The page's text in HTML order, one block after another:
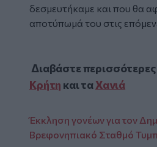
δεσμευτήκαμε και που θα
αποτύπωμά του στις
Διαβάστε περισσότερες
Κρήτη και ταΧανιά
Έκκληση γονέων για τον
Βρεφονηπιακό Σταθμό